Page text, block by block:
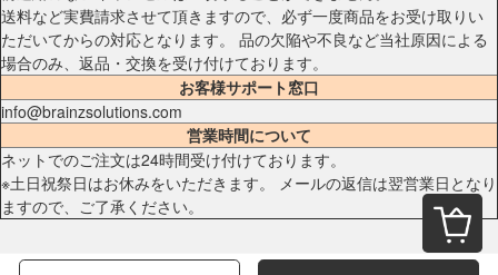
送料など実費請求させて頂きますので、必ず一度商品をお受け取りい
ただいてからの対応となります。 品の欠陥や不良など当社原因による
場合のみ、返品・交換を受け付けております。
お客様サポート窓口
info@brainzsolutions.com
営業時間について
ネットでのご注文は24時間受け付けております。
※土日祝祭日はお休みをいただきます。 メールの返信は翌営業日となり
ますので、ご了承ください。